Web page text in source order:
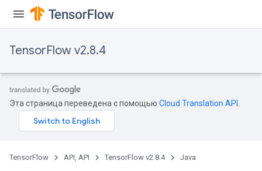
TensorFlow v2.8.4
Эта страница переведена с помощью Cloud Translation API
TensorFlow API, API TensorFlow v2.8.4 Java